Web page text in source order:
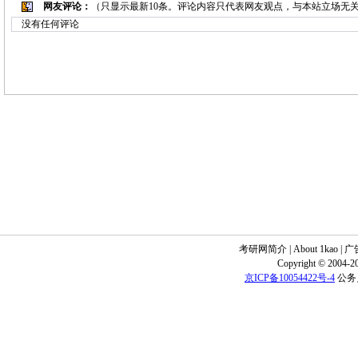
网友评论：
（只显示最新10条。评论内容只代表网友观点，与本站立场无
没有任何评论
考研网简介 About 1kao
广
Copyright © 2004-
京ICP备10054422号-4 公